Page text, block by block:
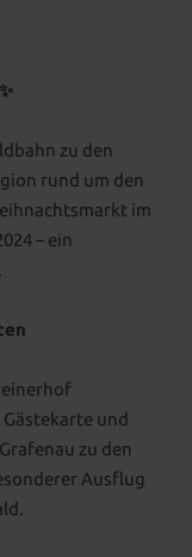
zu den
rund um den
im
– ein
und
zu den
Ausflug